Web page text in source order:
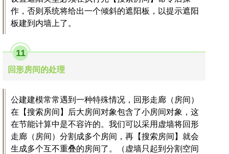
作，否则系统将给出一个倾斜的遮阳板，以提示遮阳
板建到内墙上了。
11
回形房间的处理
公建建模常常遇到一种特殊情况，回形走廊（房间）
在【搜索房间】后大房间对象包含了小房间对象，这
在节能计算中是不容许的。我们可以采用虚墙将回形
走廊（房间）分割成多个房间，再【搜索房间】就会
生成多个互不重叠的房间了。（虚墙只起到分割空间